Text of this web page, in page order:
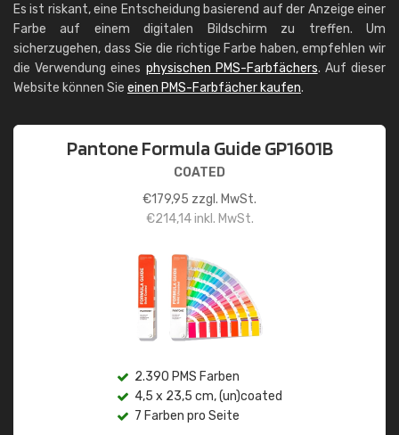
Es ist riskant, eine Entscheidung basierend auf der Anzeige einer
Farbe auf einem digitalen Bildschirm zu treffen. Um
sicherzugehen, dass Sie die richtige Farbe haben, empfehlen wir
die Verwendung eines physischen PMS-Farbfächers. Auf dieser
Website können Sie einen PMS-Farbfächer kaufen.
Pantone Formula Guide GP1601B
COATED
€179,95 zzgl. MwSt.
€214,14inkl. MwSt.
2.390 PMS Farben
4,5 x 23,5 cm, (un)coated
7 Farben pro Seite